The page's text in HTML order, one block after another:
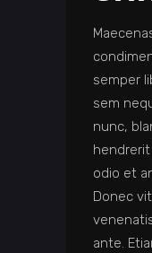
semper
sem
nunc,
hendrerit
odio et
Donec
ante.